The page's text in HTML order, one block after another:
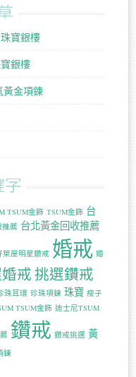
寶銀樓
銀樓
黃金項鍊
字
TSUM金飾 TSUM金飾 台
推薦 台北黃金回收推薦
萊屋明星鑽戒 婚戒 婚
戒挑選鑽戒
珠耳環 珍珠項鍊 珠寶 瘦子
TSUM金飾 迪士尼TSUM
鑽戒 鑽戒挑選 黃
鍊